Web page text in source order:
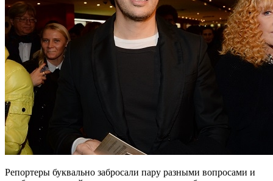
Репортеры буквально забросали пару разными вопросами и